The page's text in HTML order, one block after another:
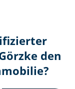
den